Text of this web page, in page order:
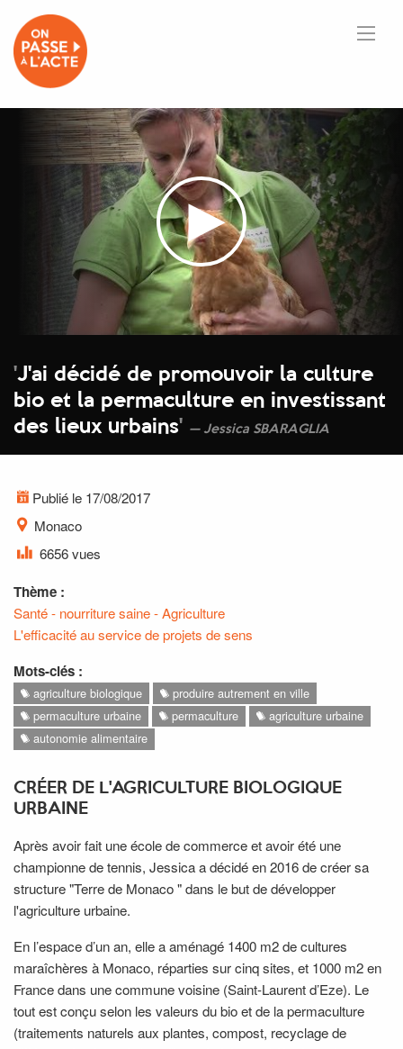
'J'ai décidé de promouvoir la culture
bio et la permaculture en investissant
des lieux urbains' Jessica SBARAGLIA
Publié le 17/08/2017
Monaco
6656 vues
Thème :
Santé - nourriture saine - Agriculture
L'efficacité au service de projets de sens
Mots-clés :
agriculture biologique
produire autrement en ville
permaculture urbaine
permaculture
agriculture urbaine
autonomie alimentaire
CRÉER DE L'AGRICULTURE BIOLOGIQUE
URBAINE
Après avoir fait une école de commerce et avoir été une
championne de tennis, Jessica a décidé en 2016 de créer sa
structure "Terre de Monaco " dans le but de développer
l'agriculture urbaine.
En l’espace d’un an, elle a aménagé 1400 m2 de cultures
maraîchères à Monaco, réparties sur cinq sites, et 1000 m2 en
France dans une commune voisine (Saint-Laurent d’Eze). Le
tout est conçu selon les valeurs du bio et de la permaculture
(traitements naturels aux plantes, compost, recyclage de